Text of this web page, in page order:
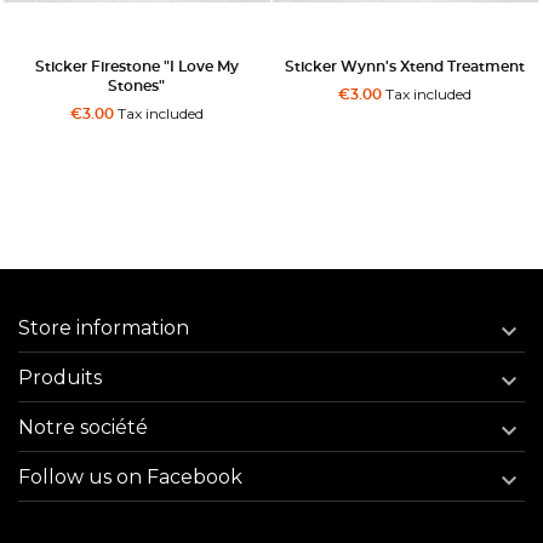
Sticker Firestone "I Love My
Stones"
€3.00Tax included
Sticker Wynn's Xtend Treatment
€3.00 Tax included
Store information 
Produits 
Notre société 
Follow us on Facebook 